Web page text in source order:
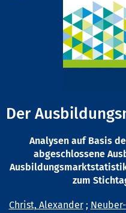
Der
Analysen auf Basis
abgeschlossene
zum
Christ, Alexander;